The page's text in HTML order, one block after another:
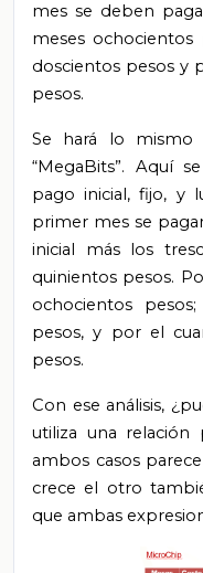
mes se deben
meses
doscientos pesos y
pesos.
Se hará lo
“MegaBits”. Aquí
pago inicial, fijo, y
primer mes se
inicial más los
quinientos pesos.
ochocientos
pesos, y por el
pesos.
Con ese análisis,
utiliza una relación
ambos casos
crece el otro
que ambas